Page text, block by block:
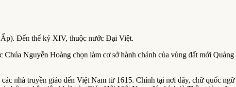
Đến thế kỷ XIV, thuộc nước Đại Việt.
Nguyễn Hoàng chọn làm cơ sở hành chánh của vùng đất mới
nhà truyền giáo đến Việt Nam từ 1615. Chính tại nơi đây, chữ quốc